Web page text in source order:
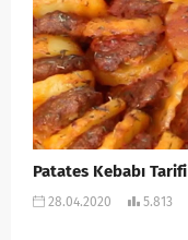
Patates Kebabı Tarifi
28.04.2020 5.813